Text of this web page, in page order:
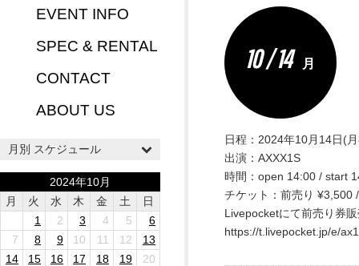
EVENT INFO
SPEC & RENTAL
CONTACT
ABOUT US
月別 スケジュール
2024年10月
月
火 水 木 金 土
日
1
2 3 4 5
6
7
8 9 10 11 12
13
14
15 16 17 18 19
20
10 / 14 月
日程：2024年10月14日(
出演：AXXX1S
時間：open 14:00 / start
チケット：前売り ¥3,500
Livepocketにて前売り券
https://t.livepocket.jp/e/